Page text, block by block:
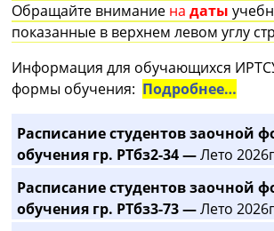
Обращайте внимание на даты
показанные в верхнем левом углу
Информация для обучающихся
формы обучения: Подробнее…
Расписание студентов заочной
обучения гр. РТбз2-34 —Лето 2026г
Расписание студентов заочной
обучения гр. РТбз3-73 —Лето